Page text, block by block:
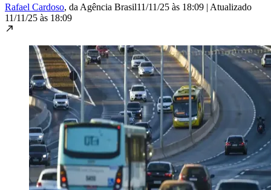
Rafael Cardoso, da Agência Brasil11/11/25 às 18:09 | Atualizado
11/11/25 às 18:09